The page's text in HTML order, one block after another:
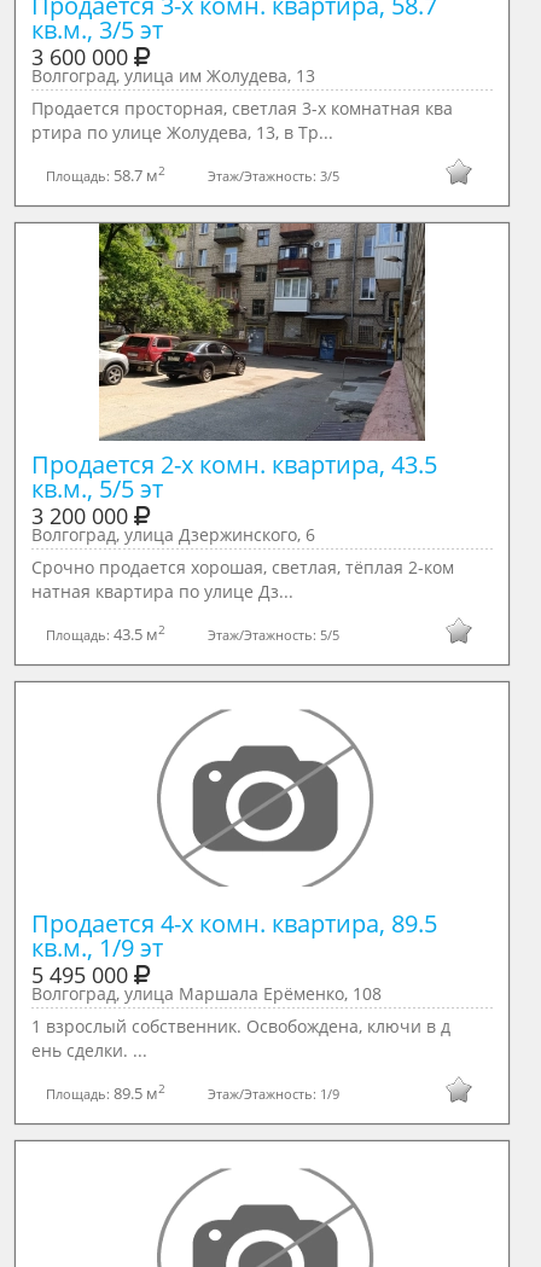
кв.м., 3/5 эт
3 600 000
Волгоград, улица им Жолудева, 13
Продается просторная, светлая 3-х комнатная ква
ртира по улице Жолудева, 13, в Тр...
Площадь: 58.7 м2 Этаж/Этажность: 3/5
Продается 2-х комн. квартира, 43.5
кв.м., 5/5 эт
3 200 000
Волгоград, улица Дзержинского, 6
Срочно пpодается хорoшая, светлая, тёплая 2-кoм
натная квартирa по улице Дз...
Площадь:43.5 м2 Этаж/Этажность: 5/5
Продается 4-х комн. квартира, 89.5
кв.м., 1/9 эт
5 495 000
Волгоград, улица Маршала Ерёменко, 108
1 взрoслый собствeнник. Oсвобожденa, ключи в д
ень cделки. ...
Площадь:89.5 м2 Этаж/Этажность: 1/9